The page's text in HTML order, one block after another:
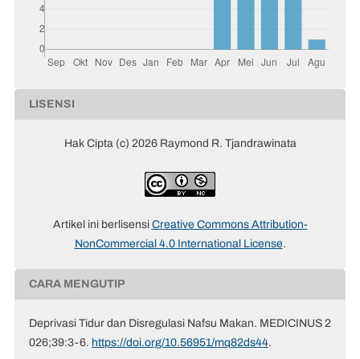
LISENSI
Hak Cipta (c) 2026 Raymond R. Tjandrawinata
Artikel ini berlisensiCreative Commons Attribution-
NonCommercial 4.0 International License.
CARA MENGUTIP
Deprivasi Tidur dan Disregulasi Nafsu Makan. MEDICINUS 2
026;39:3-6. https://doi.org/10.56951/mq82ds44.